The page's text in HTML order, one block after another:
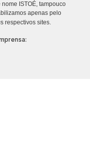
ISTOÉ, tampouco
apenas pelo
respectivos sites.